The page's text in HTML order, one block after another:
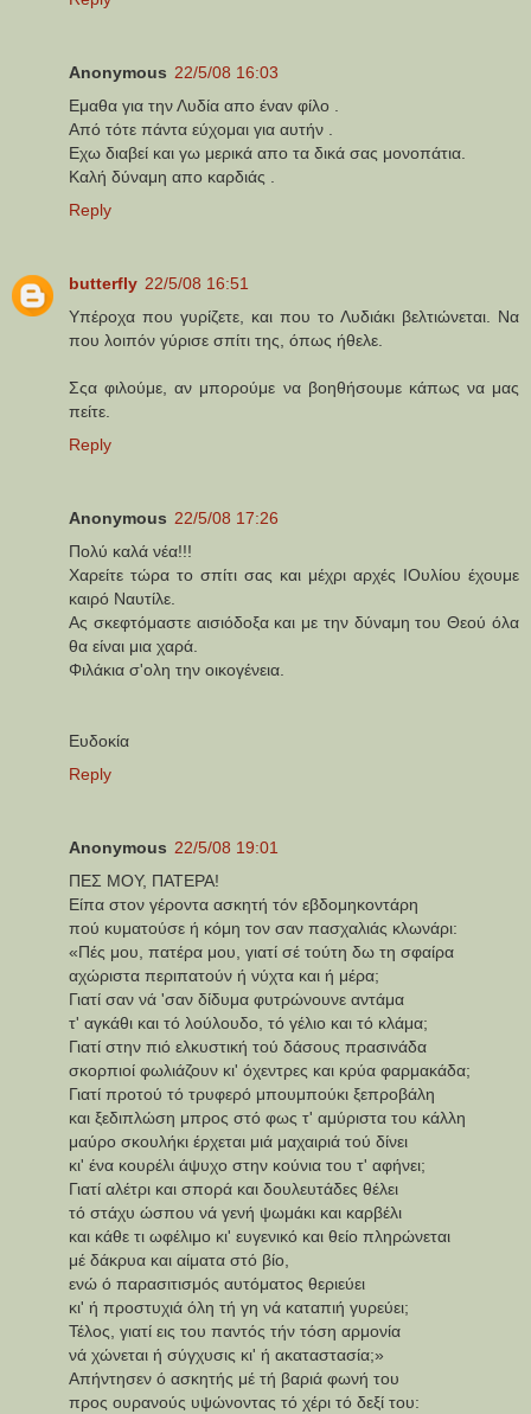
Anonymous 22/5/08 16:03
Εμαθα για την Λυδία απο έναν φίλο .
Από τότε πάντα εύχομαι για αυτήν .
Εχω διαβεί και γω μερικά απο τα δικά σας μονοπάτια.
Καλή δύναμη απο καρδιάς .
Reply
butterfly 22/5/08 16:51
Υπέροχα που γυρίζετε, και που το Λυδιάκι βελτιώνεται. Να
που λοιπόν γύρισε σπίτι της, όπως ήθελε.
Σςα φιλούμε, αν μπορούμε να βοηθήσουμε κάπως να μας
πείτε.
Reply
Anonymous 22/5/08 17:26
Πολύ καλά νέα!!!
Χαρείτε τώρα το σπίτι σας και μέχρι αρχές ΙΟυλίου έχουμε
καιρό Ναυτίλε.
Ας σκεφτόμαστε αισιόδοξα και με την δύναμη του Θεού όλα
θα είναι μια χαρά.
Φιλάκια σ'ολη την οικογένεια.
Ευδοκία
Reply
Anonymous 22/5/08 19:01
ΠΕΣ ΜΟΥ, ΠΑΤΕΡΑ!
Είπα στον γέροντα ασκητή τόν εβδομηκοντάρη
πού κυματούσε ή κόμη τον σαν πασχαλιάς κλωνάρι:
«Πές μου, πατέρα μου, γιατί σέ τούτη δω τη σφαίρα
αχώριστα περιπατούν ή νύχτα και ή μέρα;
Γιατί σαν νά 'σαν δίδυμα φυτρώνουνε αντάμα
τ' αγκάθι και τό λούλουδο, τό γέλιο και τό κλάμα;
Γιατί στην πιό ελκυστική τού δάσους πρασινάδα
σκορπιοί φωλιάζουν κι' όχεντρες και κρύα φαρμακάδα;
Γιατί προτού τό τρυφερό μπουμπούκι ξεπροβάλη
και ξεδιπλώση μπρος στό φως τ' αμύριστα του κάλλη
μαύρο σκουλήκι έρχεται μιά μαχαιριά τού δίνει
κι' ένα κουρέλι άψυχο στην κούνια του τ' αφήνει;
Γιατί αλέτρι και σπορά και δουλευτάδες θέλει
τό στάχυ ώσπου νά γενή ψωμάκι και καρβέλι
και κάθε τι ωφέλιμο κι' ευγενικό και θείο πληρώνεται
μέ δάκρυα και αίματα στό βίο,
ενώ ό παρασιτισμός αυτόματος θεριεύει
κι' ή προστυχιά όλη τή γη νά καταπιή γυρεύει;
Τέλος, γιατί εις του παντός τήν τόση αρμονία
νά χώνεται ή σύγχυσις κι' ή ακαταστασία;»
Απήντησεν ό ασκητής μέ τή βαριά φωνή του
προς ουρανούς υψώνοντας τό χέρι τό δεξί του: